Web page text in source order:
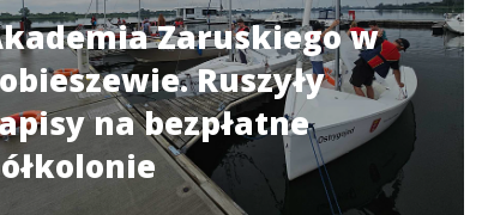
Zaruskiego w
Ruszyły
na bezpłatne